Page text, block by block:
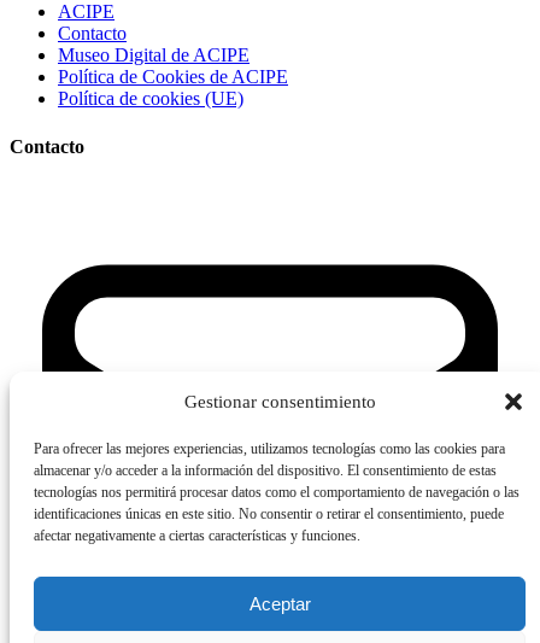
Gestionar consentimiento
Para ofrecer las mejores experiencias, utilizamos tecnologías como las cookies para
almacenar y/o acceder a la información del dispositivo. El consentimiento de estas
tecnologías nos permitirá procesar datos como el comportamiento de navegación o las
identificaciones únicas en este sitio. No consentir o retirar el consentimiento, puede
afectar negativamente a ciertas características y funciones.
Aceptar
ACIPE
Contacto
Museo Digital de ACIPE
Política de Cookies de ACIPE
Política de cookies (UE)
Contacto